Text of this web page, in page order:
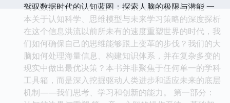
驾驭数据时代的认知蓝图：探索人脑的极限与潜能 一
本关于认知科学、思维模型与未来学习策略的深度探析
在这个信息洪流以前所未有的速度重塑世界的时代，我
们如何确保自己的思维能够跟上变革的步伐？我们的大
脑如何处理海量信息、构建知识体系，并在复杂多变的
现实中做出最优决策？本书并非聚焦于任何单一的学科
工具箱，而是深入挖掘驱动人类进步和适应未来的底层
机制——我们思考、学习和创新的能力。 第一部分：